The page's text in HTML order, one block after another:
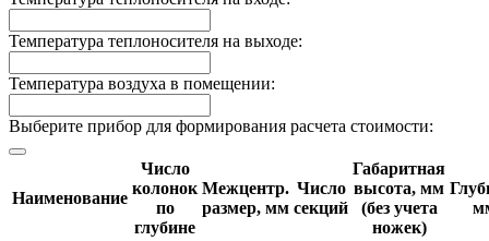
Температура теплоносителя на выходе:
Температура воздуха в помещении:
Выберите прибор для формирования расчета стоимости:
Наименование
Число
колонок
по
глубине
Межцентр.
размер, мм
Число
секций
Габаритная
высота, мм
(без учета
ножек)